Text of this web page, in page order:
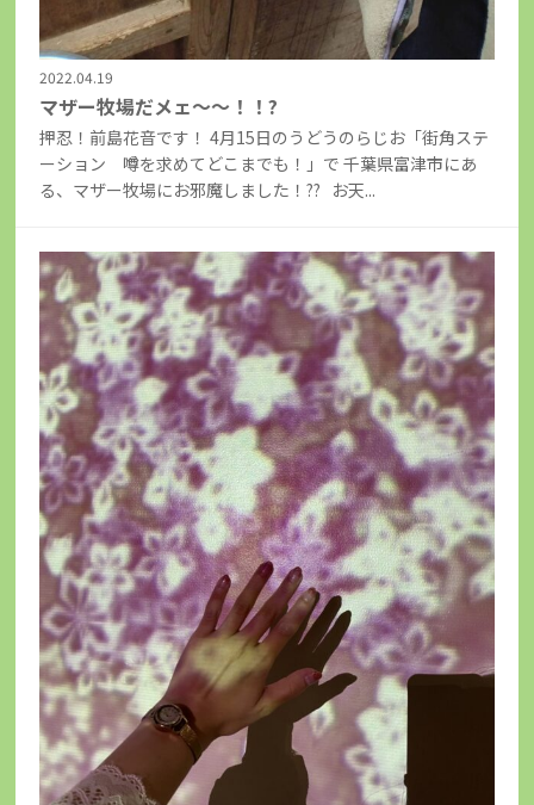
2022.04.19
マザー牧場だメェ～～！！?
押忍！前島花音です！ 4月15日のうどうのらじお「街角ステ
ーション 噂を求めてどこまでも！」で 千葉県富津市にあ
る、マザー牧場にお邪魔しました！?? お天...